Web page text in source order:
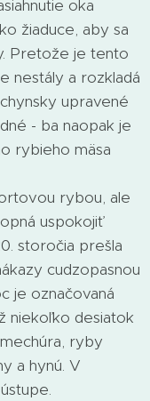
oka
žiaduce, aby sa
Pretože je tento
nestály a rozkladá
upravené
- ba naopak je
rybieho mäsa
rybou, ale
uspokojiť
storočia prešla
cudzopasnou
je označovaná
niekoľko desiatok
ryby
a hynú. V